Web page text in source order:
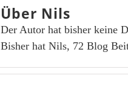
Über Nils
Der Autor hat bisher keine
Bisher hat Nils, 72 Blog